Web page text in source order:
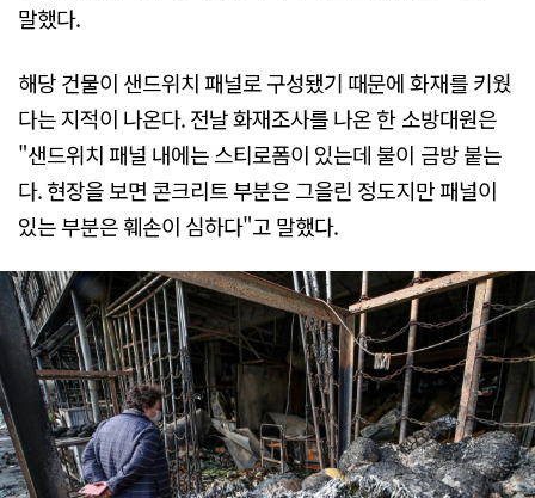
말했다.
해당 건물이 샌드위치 패널로 구성됐기 때문에 화재를 키웠
다는 지적이 나온다. 전날 화재조사를 나온 한 소방대원은
"샌드위치 패널 내에는 스티로폼이 있는데 불이 금방 붙는
다. 현장을 보면 콘크리트 부분은 그을린 정도지만 패널이
있는 부분은 훼손이 심하다"고 말했다.